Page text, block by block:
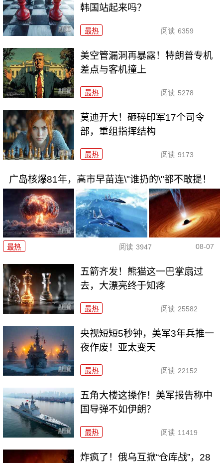
韩国站起来吗？
最热 阅读 6359
美空管漏洞再暴露！特朗普专机
差点与客机撞上
最热 阅读 5278
莫迪开大！砸碎印军17个司令
部，重组指挥结构
最热 阅读 9173
广岛核爆81年，高市早苗连\"谁扔的\"都不敢提！
最热 阅读 3947 08-07
五箭齐发！熊猫这一巴掌扇过
去，大漂亮终于知疼
最热 阅读 25582
央视短短5秒钟，美军3年兵推一
夜作废！亚太变天
最热 阅读 22152
五角大楼这操作！美军报告称中
国导弹不如伊朗？
最热 阅读 11419
炸疯了！俄乌互掀“仓库战”，28